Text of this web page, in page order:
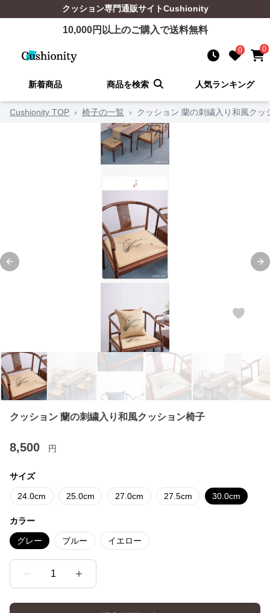
クッション専門通販サイトCushionity
10,000円以上のご購入で送料無料
0 0
新着商品 商品を検索 人気ランキング
Cushionity TOP › 椅子の一覧 › クッション 蘭の刺繍入り和風クッ
Previous slide
クッション 蘭の刺繍入り和風クッション椅子
8,500 円
サイズ
24.0cm 25.0cm 27.0cm 27.5cm 30.0cm
カラー
グレー ブルー イエロー
1